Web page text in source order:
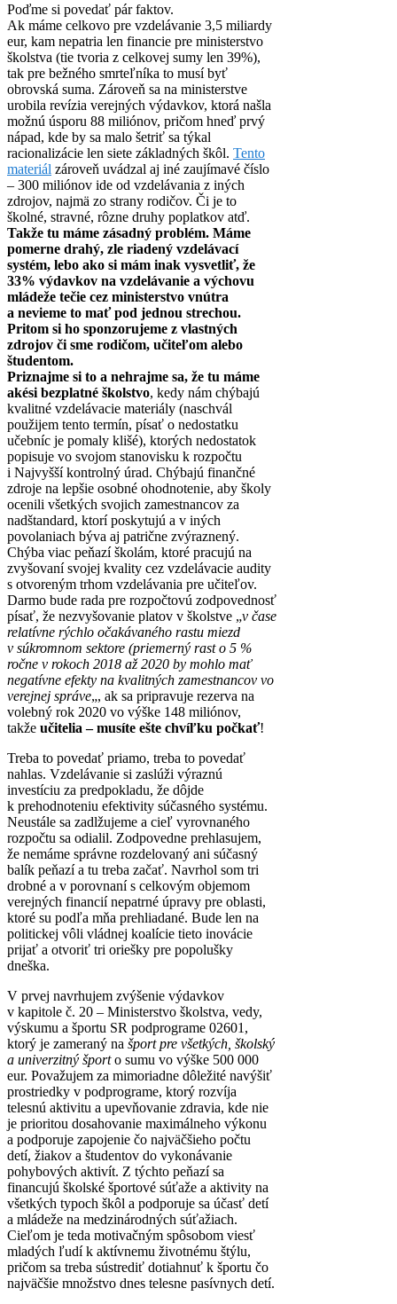
Poďme si povedať pár faktov.
Ak máme celkovo pre vzdelávanie 3,5 miliardy
eur, kam nepatria len financie pre ministerstvo
školstva (tie tvoria z celkovej sumy len 39%),
tak pre bežného smrteľníka to musí byť
obrovská suma. Zároveň sa na ministerstve
urobila revízia verejných výdavkov, ktorá našla
možnú úsporu 88 miliónov, pričom hneď prvý
nápad, kde by sa malo šetriť sa týkal
racionalizácie len siete základných škôl. Tento
materiál zároveň uvádzal aj iné zaujímavé číslo
– 300 miliónov ide od vzdelávania z iných
zdrojov, najmä zo strany rodičov. Či je to
školné, stravné, rôzne druhy poplatkov atď.
Takže tu máme zásadný problém. Máme
pomerne drahý, zle riadený vzdelávací
systém, lebo ako si mám inak vysvetliť, že
33% výdavkov na vzdelávanie a výchovu
mládeže tečie cez ministerstvo vnútra
a nevieme to mať pod jednou strechou.
Pritom si ho sponzorujeme z vlastných
zdrojov či sme rodičom, učiteľom alebo
študentom.
Priznajme si to a nehrajme sa, že tu máme
akési bezplatné školstvo, kedy nám chýbajú
kvalitné vzdelávacie materiály (naschvál
použijem tento termín, písať o nedostatku
učebníc je pomaly klišé), ktorých nedostatok
popisuje vo svojom stanovisku k rozpočtu
i Najvyšší kontrolný úrad. Chýbajú finančné
zdroje na lepšie osobné ohodnotenie, aby školy
ocenili všetkých svojich zamestnancov za
nadštandard, ktorí poskytujú a v iných
povolaniach býva aj patrične zvýraznený.
Chýba viac peňazí školám, ktoré pracujú na
zvyšovaní svojej kvality cez vzdelávacie audity
s otvoreným trhom vzdelávania pre učiteľov.
Darmo bude rada pre rozpočtovú zodpovednosť
písať, že nezvyšovanie platov v školstve „v čase
relatívne rýchlo očakávaného rastu miezd
v súkromnom sektore (priemerný rast o 5 %
ročne v rokoch 2018 až 2020 by mohlo mať
negatívne efekty na kvalitných zamestnancov vo
verejnej správe„, ak sa pripravuje rezerva na
volebný rok 2020 vo výške 148 miliónov,
takže učitelia – musíte ešte chvíľku počkať!
Treba to povedať priamo, treba to povedať
nahlas. Vzdelávanie si zaslúži výraznú
investíciu za predpokladu, že dôjde
k prehodnoteniu efektivity súčasného systému.
Neustále sa zadlžujeme a cieľ vyrovnaného
rozpočtu sa odialil. Zodpovedne prehlasujem,
že nemáme správne rozdelovaný ani súčasný
balík peňazí a tu treba začať. Navrhol som tri
drobné a v porovnaní s celkovým objemom
verejných financií nepatrné úpravy pre oblasti,
ktoré su podľa mňa prehliadané. Bude len na
politickej vôli vládnej koalície tieto inovácie
prijať a otvoriť tri oriešky pre popolušky
dneška.
V prvej navrhujem zvýšenie výdavkov
v kapitole č. 20 – Ministerstvo školstva, vedy,
výskumu a športu SR podprograme 02601,
ktorý je zameraný na šport pre všetkých, školský
a univerzitný športo sumu vo výške 500 000
eur. Považujem za mimoriadne dôležité navýšiť
prostriedky v podprograme, ktorý rozvíja
telesnú aktivitu a upevňovanie zdravia, kde nie
je prioritou dosahovanie maximálneho výkonu
a podporuje zapojenie čo najväčšieho počtu
detí, žiakov a študentov do vykonávanie
pohybových aktivít. Z týchto peňazí sa
financujú školské športové súťaže a aktivity na
všetkých typoch škôl a podporuje sa účasť detí
a mládeže na medzinárodných súťažiach.
Cieľom je teda motivačným spôsobom viesť
mladých ľudí k aktívnemu životnému štýlu,
pričom sa treba sústrediť dotiahnuť k športu čo
najväčšie množstvo dnes telesne pasívnych detí.